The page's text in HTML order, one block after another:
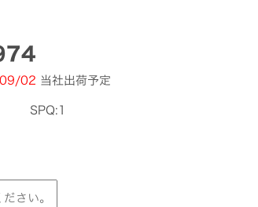
02 当社出荷予定
SPQ:1